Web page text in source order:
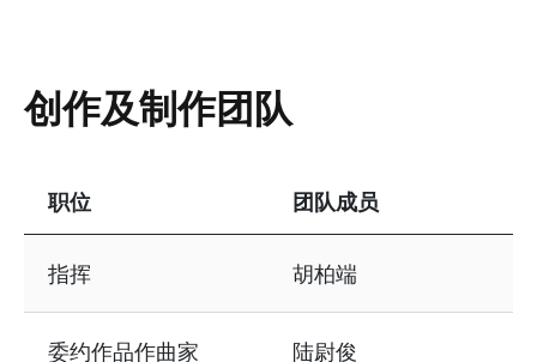
创作及制作团队
职位 团队成员
指挥 胡柏端
委约作品作曲家 陆尉俊